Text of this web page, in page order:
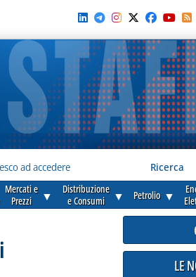
ad accedere Ricerca
Mercati e
Prezzi
▼
Distribuzione
e Consumi
▼ Petrolio ▼
LE